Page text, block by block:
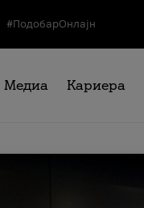
#ПодобарОнлајн
Медиа Кариера